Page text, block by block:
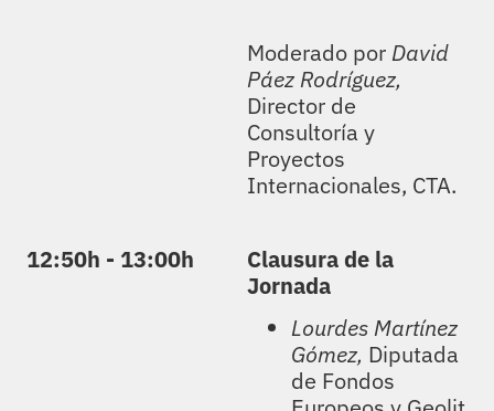
Moderado por David
Páez Rodríguez,
Director de
Consultoría y
Proyectos
Internacionales, CTA.
12:50h - 13:00h
Clausura de la
Jornada
Lourdes Martínez
Gómez, Diputada
de Fondos